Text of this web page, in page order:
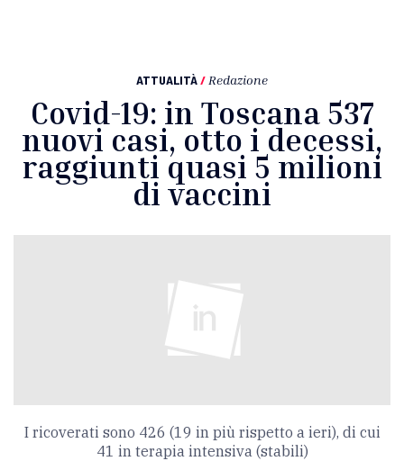
ATTUALITÀ/ Redazione
Covid-19: in Toscana 537
nuovi casi, otto i decessi,
raggiunti quasi 5 milioni
di vaccini
I ricoverati sono 426 (19 in più rispetto a ieri), di cui
41 in terapia intensiva (stabili)